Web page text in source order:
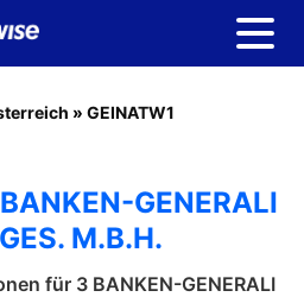
» GEINATW1
GENERALI
M.B.H.
für 3 BANKEN-GENERALI